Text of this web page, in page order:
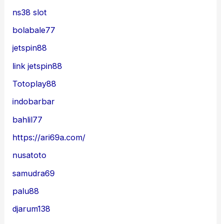
ns38 slot
bolabale77
jetspin88
link jetspin88
Totoplay88
indobarbar
bahlil77
https://ari69a.com/
nusatoto
samudra69
palu88
djarum138